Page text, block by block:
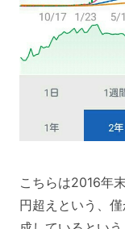
こちらは2016年
円超えという、